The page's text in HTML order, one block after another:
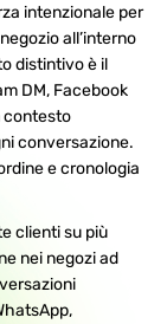
intenzionale per
all’interno
distintivo è il
DM, Facebook
contesto
conversazione.
e cronologia
clienti su più
nei negozi ad